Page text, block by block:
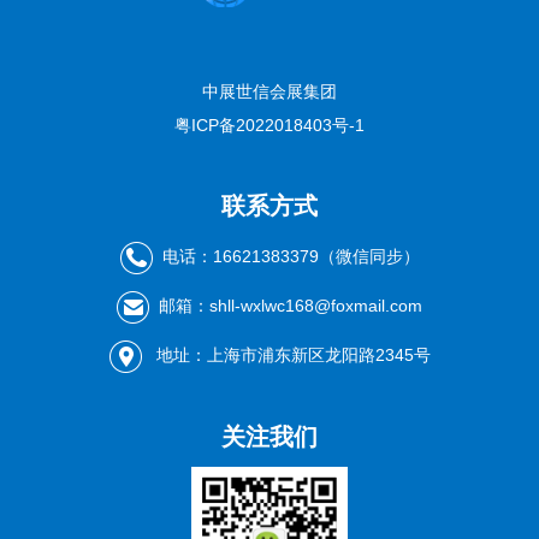
中展世信会展集团
粤ICP备2022018403号-1
联系方式
电话：16621383379（微信同步）
邮箱：shll-wxlwc168@foxmail.com
地址：上海市浦东新区龙阳路2345号
关注我们